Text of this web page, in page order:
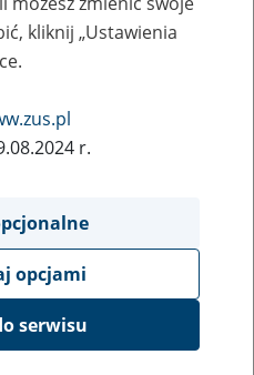
eZUS, wizyty
Aktywni 50+
firmy, instytucji, urzędu.
kliknij „Ustawienia
r.
opcjami
serwisu